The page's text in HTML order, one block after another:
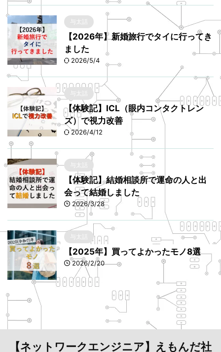
与太話
【2026年】新婚旅行でタイに行ってき
ました
2026/5/4
与太話
【体験記】ICL（眼内コンタクトレン
ズ）で視力改善
2026/4/12
与太話
【体験記】結婚相談所で運命の人と出
会って結婚しました
2026/3/28
与太話
【2025年】買ってよかったモノ8選
2026/2/20
【ネットワークエンジニア】えもんだ社